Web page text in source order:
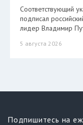
Соответствующий
подписал
лидер Владимир
5 августа 2026
Подпишитесь на